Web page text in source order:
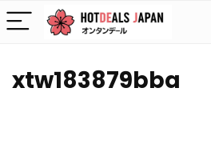
xtw183879bba